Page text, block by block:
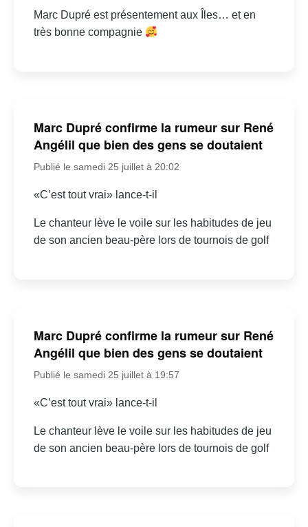
Marc Dupré est présentement aux Îles… et en
très bonne compagnie
Marc Dupré confirme la rumeur sur René
Angélil que bien des gens se doutaient
Publié le samedi 25 juillet à 20:02
«C’est tout vrai» lance-t-il
Le chanteur lève le voile sur les habitudes de jeu
de son ancien beau-père lors de tournois de golf
Marc Dupré confirme la rumeur sur René
Angélil que bien des gens se doutaient
Publié le samedi 25 juillet à 19:57
«C’est tout vrai» lance-t-il
Le chanteur lève le voile sur les habitudes de jeu
de son ancien beau-père lors de tournois de golf